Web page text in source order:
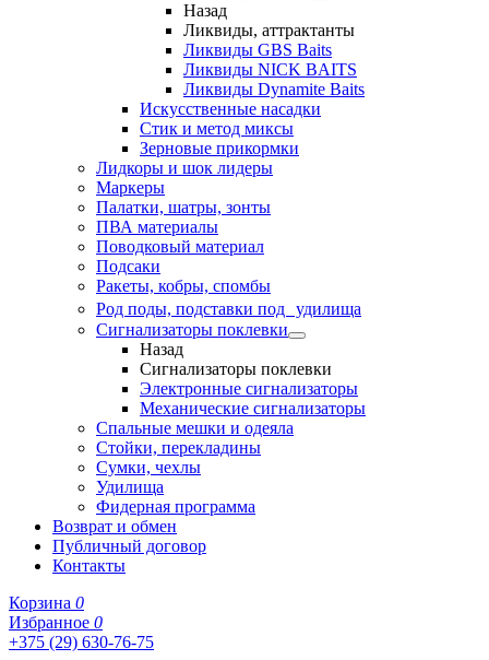
Назад
Ликвиды, аттрактанты
Ликвиды GBS Baits
Ликвиды NICK BAITS
Ликвиды Dynamite Baits
Искусственные насадки
Стик и метод миксы
Зерновые прикормки
Лидкоры и шок лидеры
Маркеры
Палатки, шатры, зонты
ПВА материалы
Поводковый материал
Подсаки
Ракеты, кобры, спомбы
Род поды, подставки под удилища
Сигнализаторы поклевки
Назад
Сигнализаторы поклевки
Электронные сигнализаторы
Механические сигнализаторы
Спальные мешки и одеяла
Стойки, перекладины
Сумки, чехлы
Удилища
Фидерная программа
Возврат и обмен
Публичный договор
Контакты
Корзина 0
Избранное 0
+375 (29) 630-76-75